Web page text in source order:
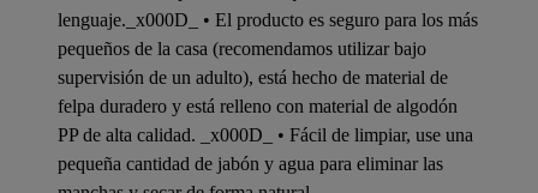
lenguaje._x000D_ • El producto es seguro para los más
pequeños de la casa (recomendamos utilizar bajo
supervisión de un adulto), está hecho de material de
felpa duradero y está relleno con material de algodón
PP de alta calidad. _x000D_ • Fácil de limpiar, use una
pequeña cantidad de jabón y agua para eliminar las